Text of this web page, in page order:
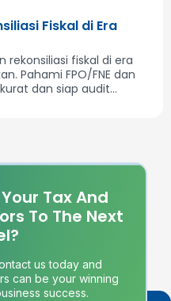
Fiskal di Era
rekonsiliasi fiskal di era
Pahami FPO/FNE dan
dan siap audit...
Tax And
To The Next
us today and
can be your winning
success.